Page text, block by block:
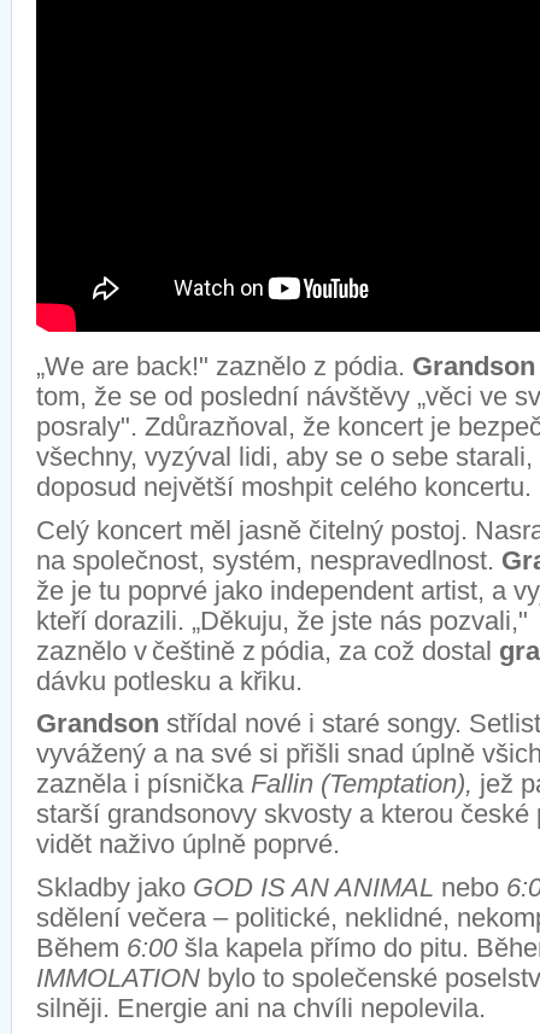
„We are back!" zaznělo z pódia. Grandson
tom, že se od poslední návštěvy „věci ve
posraly". Zdůrazňoval, že koncert je
všechny, vyzýval lidi, aby se o sebe starali,
doposud největší moshpit celého koncertu.
Celý koncert měl jasně čitelný postoj.
na společnost, systém, nespravedlnost.
že je tu poprvé jako independent artist, a
kteří dorazili. „Děkuju, že jste nás pozvali,"
zaznělo v češtině z pódia, za což dostal
dávku potlesku a křiku.
Grandson střídal nové i staré songy.
vyvážený a na své si přišli snad úplně
zazněla i písnička Fallin (Temptation), jež
starší grandsonovy skvosty a kterou české
vidět naživo úplně poprvé.
Skladby jako GOD IS AN ANIMAL nebo
sdělení večera – politické, neklidné,
Během 6:00 šla kapela přímo do pitu.
IMMOLATION bylo to společenské
silněji. Energie ani na chvíli nepolevila.